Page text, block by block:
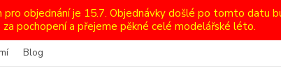
objednání je 15.7. Objednávky došlé po tomto datu
za pochopení a přejeme pěkné celé modelářské léto.
Blog